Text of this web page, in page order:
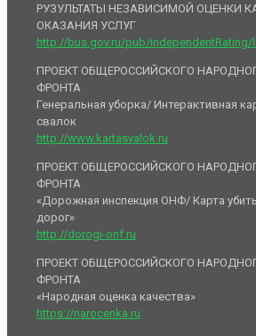
РУЗУЛЬТАТЫ НЕЗАВИСИМОЙ ОЦЕНКИ
ОКАЗАНИЯ УСЛУГ
http://bus.gov.ru/pub/independentRating/
ПРОЕКТ ОБЩЕРОССИЙСКОГО
ФРОНТА
Генеральная уборка/ Интерактивная
свалок
http://www.kartasvalok.ru
ПРОЕКТ ОБЩЕРОССИЙСКОГО
ФРОНТА
«Дорожная инспекция ОНФ/ Карта
дорог»
http://dorogi-onf.ru
ПРОЕКТ ОБЩЕРОССИЙСКОГО
ФРОНТА
«Народная оценка качества»
https://narocenka.ru